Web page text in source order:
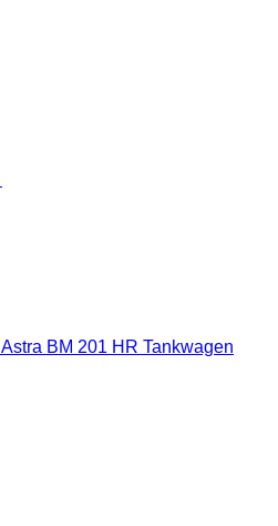
Astra BM 201 HR Tankwagen